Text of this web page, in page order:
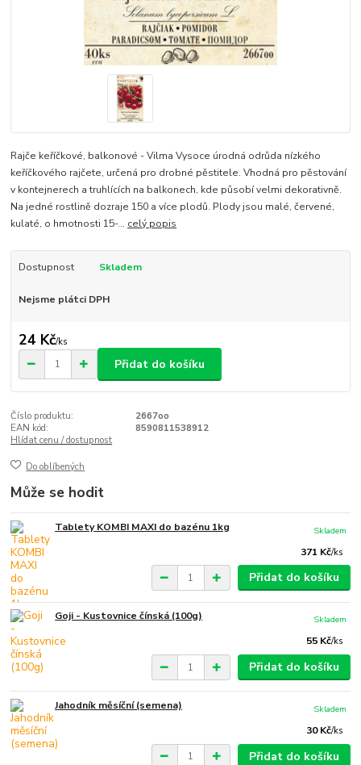
Rajče keříčkové, balkonové - Vilma Vysoce úrodná odrůda nízkého
keříčkového rajčete, určená pro drobné pěstitele. Vhodná pro pěstování
v kontejnerech a truhlících na balkonech, kde působí velmi dekorativně.
Na jedné rostlině dozraje 150 a více plodů. Plody jsou malé, červené,
kulaté, o hmotnosti 15-... celý popis
Dostupnost Skladem
Nejsme plátci DPH
24 Kč/ks
Přidat do košíku
Číslo produktu:
2667oo
EAN kód:
8590811538912
Hlídat cenu / dostupnost
Do oblíbených
Může se hodit
Tablety KOMBI MAXI do bazénu 1kg
371 Kč/ks
Skladem
Přidat do košíku
Goji - Kustovnice čínská (100g)
55 Kč/ks
Skladem
Přidat do košíku
Jahodník měsíční (semena)
30 Kč/ks
Skladem
Přidat do košíku